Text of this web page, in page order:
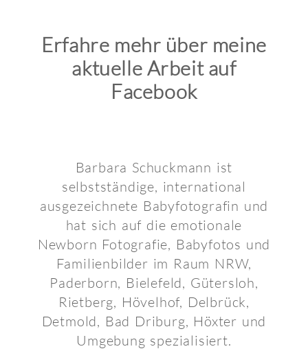
Erfahre mehr über meine
aktuelle Arbeit auf
Facebook
Barbara Schuckmann ist
selbstständige, international
ausgezeichnete Babyfotografin und
hat sich auf die emotionale
Newborn Fotografie, Babyfotos und
Familienbilder im Raum NRW,
Paderborn, Bielefeld, Gütersloh,
Rietberg, Hövelhof, Delbrück,
Detmold, Bad Driburg, Höxter und
Umgebung spezialisiert.